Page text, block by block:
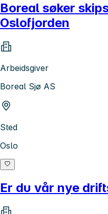
Boreal søker
Oslofjorden
Arbeidsgiver
Boreal Sjø AS
Sted
Oslo
Er du vår nye